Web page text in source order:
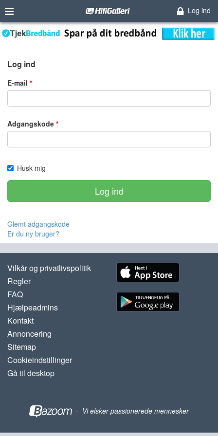
Log ind
Log ind
E-mail
Adgangskode
Husk mig
Log ind
Glemt adgangskode
Er du ny bruger?
Vilkår og privatlivspolitik
Regler
FAQ
Hjælpeadmins
Kontakt
Annoncering
Sitemap
Cookieindstillinger
Gå til desktop
- Vi elsker passionerede mennesker